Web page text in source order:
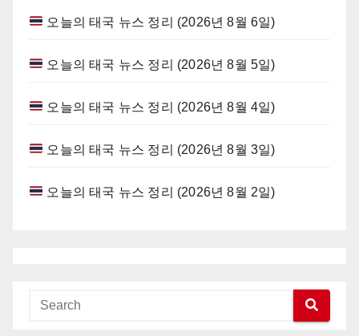
오늘의 태국 뉴스 정리 (2026년 8월 6일)
오늘의 태국 뉴스 정리 (2026년 8월 5일)
오늘의 태국 뉴스 정리 (2026년 8월 4일)
오늘의 태국 뉴스 정리 (2026년 8월 3일)
오늘의 태국 뉴스 정리 (2026년 8월 2일)